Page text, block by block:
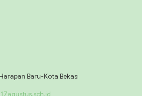
Baru-Kota Bekasi